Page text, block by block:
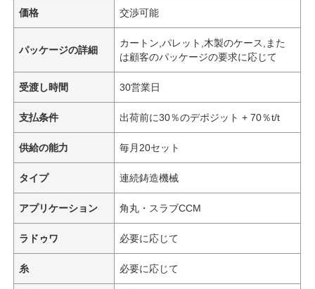
価格 交渉可能
パッケージの詳細
カートン,パレット,木製のケース,また
は顧客のパッケージの要求に応じて
受渡し時間 30営業日
支払条件 出荷前に30％のデポジット + 70％t/t
供給の能力 毎月20セット
タイプ 連続鋳造機械
アプリケーション 角丸・スラブCCM
ラドゥワ 必要に応じて
糸 必要に応じて